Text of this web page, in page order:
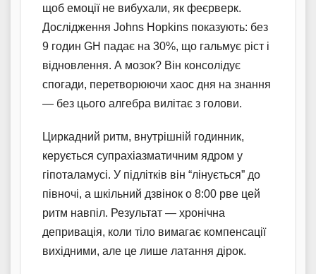
щоб емоції не вибухали, як феєрверк.
Дослідження Johns Hopkins показують: без
9 годин GH падає на 30%, що гальмує ріст і
відновлення. А мозок? Він консолідує
спогади, перетворюючи хаос дня на знання
— без цього алгебра вилітає з голови.
Циркадний ритм, внутрішній годинник,
керується супрахіазматичним ядром у
гіпоталамусі. У підлітків він “лінується” до
півночі, а шкільний дзвінок о 8:00 рве цей
ритм навпіл. Результат — хронічна
депривація, коли тіло вимагає компенсації
вихідними, але це лише латання дірок.